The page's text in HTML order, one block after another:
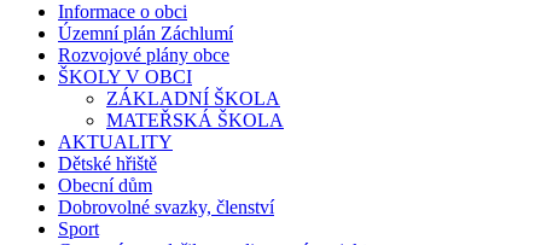
Informace o obci
Územní plán Záchlumí
Rozvojové plány obce
ŠKOLY V OBCI
ZÁKLADNÍ ŠKOLA
MATEŘSKÁ ŠKOLA
AKTUALITY
Dětské hřiště
Obecní dům
Dobrovolné svazky, členství
Sport